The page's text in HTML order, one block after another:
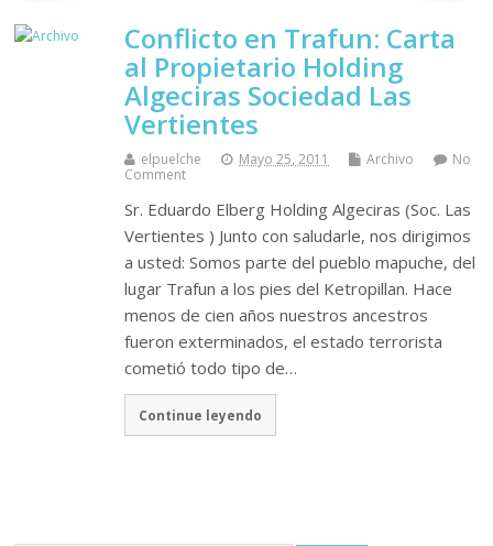
Conflicto en Trafun: Carta
al Propietario Holding
Algeciras Sociedad Las
Vertientes
elpuelche Mayo 25, 2011 Archivo
No
Comment
Sr. Eduardo Elberg Holding Algeciras (Soc. Las
Vertientes ) Junto con saludarle, nos dirigimos
a usted: Somos parte del pueblo mapuche, del
lugar Trafun a los pies del Ketropillan. Hace
menos de cien años nuestros ancestros
fueron exterminados, el estado terrorista
cometió todo tipo de…
Continue leyendo